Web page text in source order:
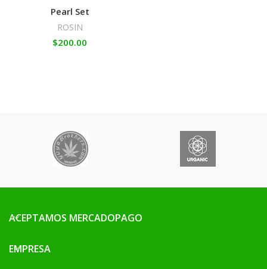
Pearl Set
ROSIN
$200.00
ACEPTAMOS MERCADOPAGO
EMPRESA